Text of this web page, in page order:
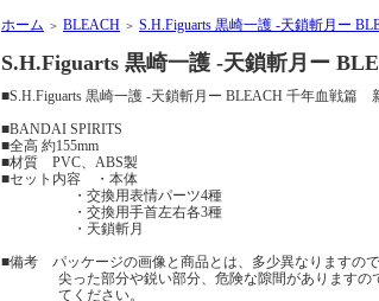
ホーム ＞ BLEACH ＞ S.H.Figuarts 黒崎一護 -天鎖斬月ー
S.H.Figuarts 黒崎一護 -天鎖斬月ー
■S.H.Figuarts 黒崎一護 -天鎖斬月ー BLEACH 千年血戦篇
■BANDAI SPIRITS
■全高 約155mm
■材質 PVC、ABS製
■セット内容 ・本体
・交換用表情パーツ4種
・交換用手首左右各3種
・天鎖斬月
■備考 パッケージの画像と商品とは、多少異なりますので
尖った部分や鋭い部分、危険な隙間がありますの
てください。